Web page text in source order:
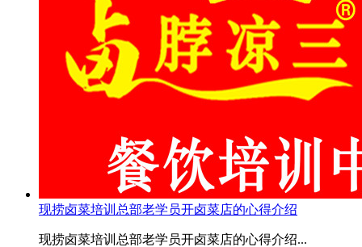
现捞卤菜培训总部老学员开卤菜店的心得介绍
现捞卤菜培训总部老学员开卤菜店的心得介绍...